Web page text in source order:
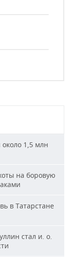
1,5 млн
на боровую
в Татарстане
стал и. о.